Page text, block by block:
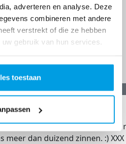
adverteren en analyse. Deze
combineren met andere
verstrekt of die ze hebben
gebruik van hun services.
toestaan
Van De Sande
ondersteunend gebaar of de
meer dan duizend zinnen. :) XXX